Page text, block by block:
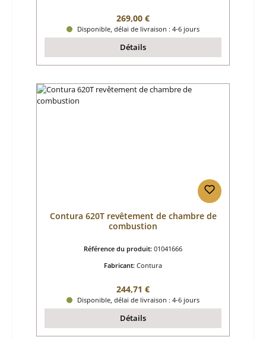
Prix régulier :
269,00 €
Disponible, délai de livraison : 4-6 jours
Détails
Contura 620T revêtement de chambre de
combustion
Référence du produit: 01041666
Fabricant: Contura
Prix régulier :
244,71 €
Disponible, délai de livraison : 4-6 jours
Détails